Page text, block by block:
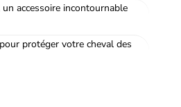
accessoire incontournable
protéger votre cheval des